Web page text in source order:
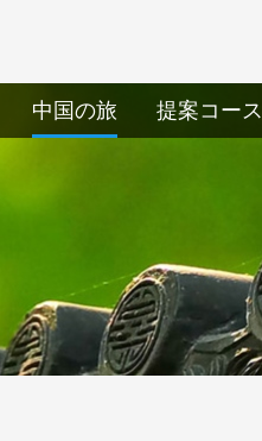
中国の旅 提案コース